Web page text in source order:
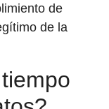
de
de la